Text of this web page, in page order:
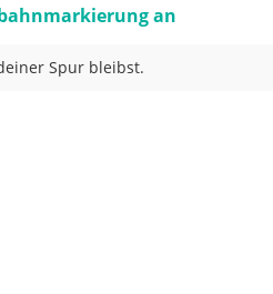
an
Spur bleibst.